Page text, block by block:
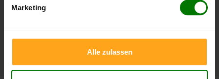
Marketing
Alle zulassen
08.05.2026
296,85 €